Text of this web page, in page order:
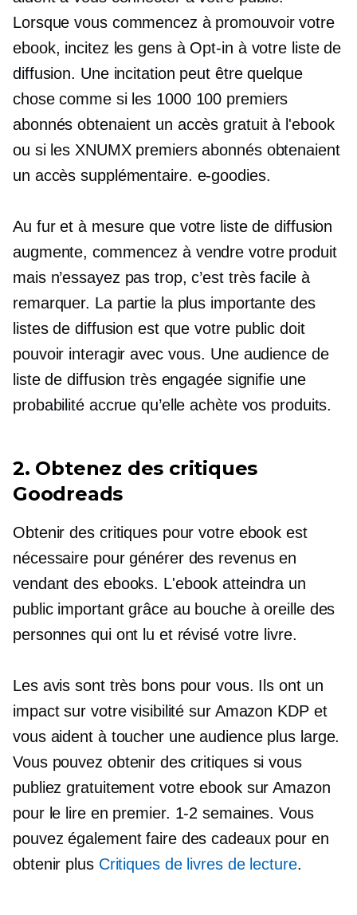
Lorsque vous commencez à promouvoir votre
ebook, incitez les gens à Opt-in à votre liste de
diffusion. Une incitation peut être quelque
chose comme si les 1000 100 premiers
abonnés obtenaient un accès gratuit à l'ebook
ou si les XNUMX premiers abonnés obtenaient
un accès supplémentaire. e-goodies.
Au fur et à mesure que votre liste de diffusion
augmente, commencez à vendre votre produit
mais n’essayez pas trop, c’est très facile à
remarquer. La partie la plus importante des
listes de diffusion est que votre public doit
pouvoir interagir avec vous. Une audience de
liste de diffusion très engagée signifie une
probabilité accrue qu’elle achète vos produits.
2. Obtenez des critiques
Goodreads
Obtenir des critiques pour votre ebook est
nécessaire pour générer des revenus en
vendant des ebooks. L'ebook atteindra un
public important grâce au bouche à oreille des
personnes qui ont lu et révisé votre livre.
Les avis sont très bons pour vous. Ils ont un
impact sur votre visibilité sur Amazon KDP et
vous aident à toucher une audience plus large.
Vous pouvez obtenir des critiques si vous
publiez gratuitement votre ebook sur Amazon
pour le lire en premier. 1-2 semaines. Vous
pouvez également faire des cadeaux pour en
obtenir plus Critiques de livres de lecture.